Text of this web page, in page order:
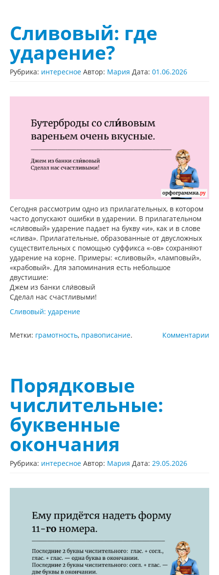
Сливовый: где
ударение?
Рубрика: интересное Автор: Мария Дата: 01.06.2026
Сегодня рассмотрим одно из прилагательных, в котором
часто допускают ошибки в ударении. В прилагательном
«сли́вовый» ударение падает на букву «и», как и в слове
«слива». Прилагательные, образованные от двусложных
существительных с помощью суффикса «-ов» сохраняют
ударение на корне. Примеры: «сливовый», «ламповый»,
«крабовый». Для запоминания есть небольшое
двустишие:
Джем из банки сли́вовый
Сделал нас счастливыми!
Сливовый: ударение
Комментарии
Метки: грамотность, правописание.
Порядковые
числительные:
буквенные
окончания
Рубрика: интересное Автор: Мария Дата: 29.05.2026